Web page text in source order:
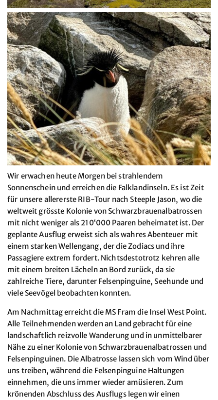
Wir erwachen heute Morgen bei strahlendem
Sonnenschein und erreichen die Falklandinseln. Es ist Zeit
für unsere allererste RIB-Tour nach Steeple Jason, wo die
weltweit grösste Kolonie von Schwarzbrauenalbatrossen
mit nicht weniger als 210‘000 Paaren beheimatet ist. Der
geplante Ausflug erweist sich als wahres Abenteuer mit
einem starken Wellengang, der die Zodiacs und ihre
Passagiere extrem fordert. Nichtsdestotrotz kehren alle
mit einem breiten Lächeln an Bord zurück, da sie
zahlreiche Tiere, darunter Felsenpinguine, Seehunde und
viele Seevögel beobachten konnten.
Am Nachmittag erreicht die MS Fram die Insel West Point.
Alle Teilnehmenden werden an Land gebracht für eine
landschaftlich reizvolle Wanderung und in unmittelbarer
Nähe zu einer Kolonie von Schwarzbrauenalbatrossen und
Felsenpinguinen. Die Albatrosse lassen sich vom Wind über
uns treiben, während die Felsenpinguine Haltungen
einnehmen, die uns immer wieder amüsieren. Zum
krönenden Abschluss des Ausflugs legen wir einen